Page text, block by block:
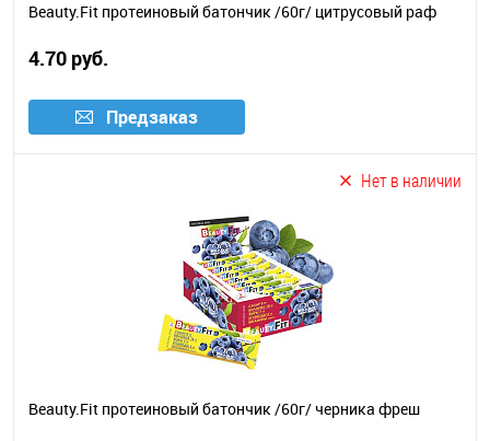
Beauty.Fit протеиновый батончик /60г/ цитрусовый раф
4.70 руб.
Предзаказ
Нет в наличии
Beauty.Fit протеиновый батончик /60г/ черника фреш